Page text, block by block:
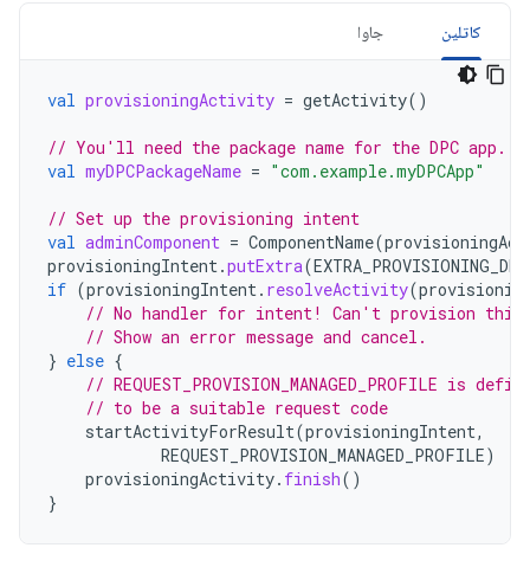
کاتلین جاوا
val provisioningActivity = getActivity()
// You'll need the package name for the DPC app.
val myDPCPackageName = "com.example.myDPCApp"
// Set up the provisioning intent
val adminComponent = ComponentName(
provisioningIntent.putExtra(
if (provisioningIntent. resolveActivity(
// No handler for intent! Can't provision this
// Show an error message and cancel.
} else {
// REQUEST_PROVISION_MANAGED_PROFILE is
// to be a suitable request code
startActivityForResult(provisioningIntent,
REQUEST_PROVISION_MANAGED_PROFILE)
provisioningActivity. finish()
}